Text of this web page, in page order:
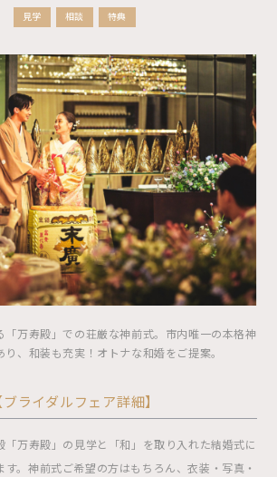
見学 相談 特典
「万寿殿」での荘厳な神前式。市内唯一の本格神
、和装も充実！オトナな和婚をご提案。
ブライダルフェア詳細】
「万寿殿」の見学と「和」を取り入れた結婚式に
。神前式ご希望の方はもちろん、衣装・写真・